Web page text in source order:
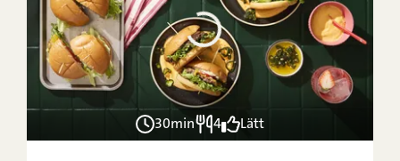
30min 4 Lätt